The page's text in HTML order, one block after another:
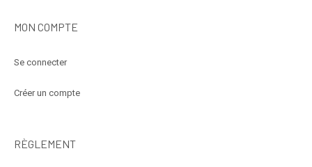
MON COMPTE
Se connecter
Créer un compte
RÈGLEMENT